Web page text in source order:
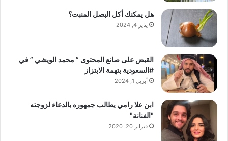
هل يمكنك أكل البصل المنبت؟
يناير 4, 2024
القبض على صانع المحتوى ” محمد الويشي ” في
#السعودية بتهمة الابتزاز
أبريل 1, 2024
ابن علا رامي يطالب جمهوره بالدعاء لزوجته
"الفنانة"
فبراير 20, 2020